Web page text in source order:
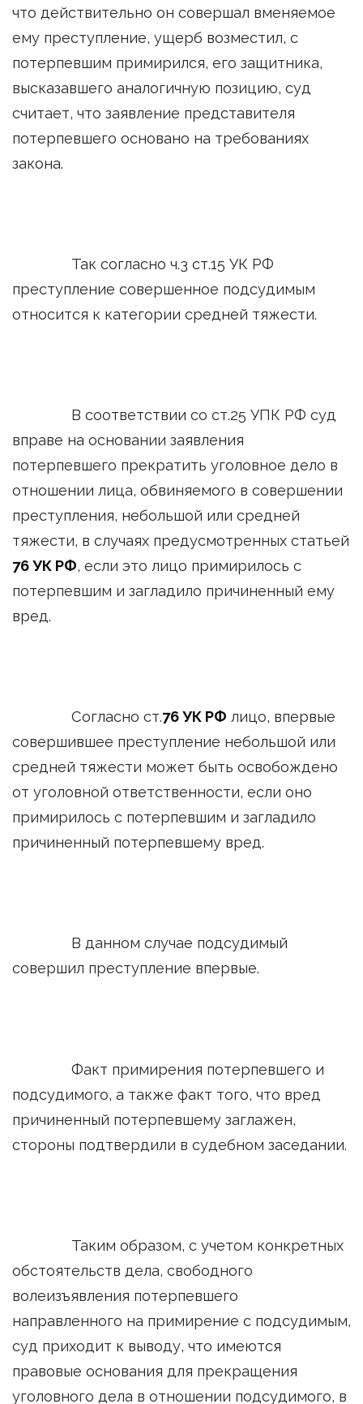
что действительно он совершал вменяемое
ему преступление, ущерб возместил, с
потерпевшим примирился, его защитника,
высказавшего аналогичную позицию, суд
считает, что заявление представителя
потерпевшего основано на требованиях
закона.
Так согласно ч.3 ст.15 УК РФ
преступление совершенное подсудимым
относится к категории средней тяжести.
В соответствии со ст.25 УПК РФ суд
вправе на основании заявления
потерпевшего прекратить уголовное дело в
отношении лица, обвиняемого в совершении
преступления, небольшой или средней
тяжести, в случаях предусмотренных статьей
76 УК РФ, если это лицо примирилось с
потерпевшим и загладило причиненный ему
вред.
Согласно ст.76 УК РФ лицо, впервые
совершившее преступление небольшой или
средней тяжести может быть освобождено
от уголовной ответственности, если оно
примирилось с потерпевшим и загладило
причиненный потерпевшему вред.
В данном случае подсудимый
совершил преступление впервые.
Факт примирения потерпевшего и
подсудимого, а также факт того, что вред
причиненный потерпевшему заглажен,
стороны подтвердили в судебном заседании.
Таким образом, с учетом конкретных
обстоятельств дела, свободного
волеизъявления потерпевшего
направленного на примирение с подсудимым,
суд приходит к выводу, что имеются
правовые основания для прекращения
уголовного дела в отношении подсудимого, в